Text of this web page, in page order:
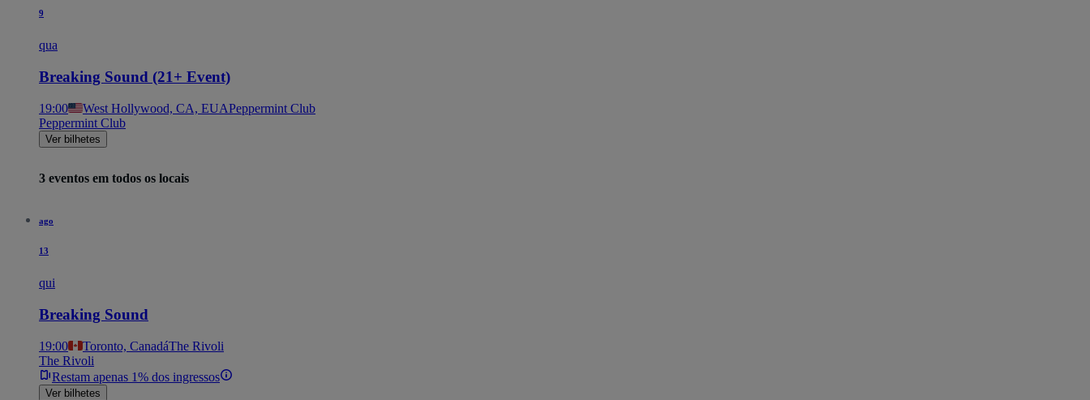
9
qua
Breaking Sound (21+ Event)
19:00 West Hollywood, CA, EUAPeppermint Club
Peppermint Club
Ver bilhetes
3 eventos em todos os locais
ago
13
qui
Breaking Sound
19:00 Toronto, CanadáThe Rivoli
The Rivoli
Restam apenas 1% dos ingressos
Ver bilhetes